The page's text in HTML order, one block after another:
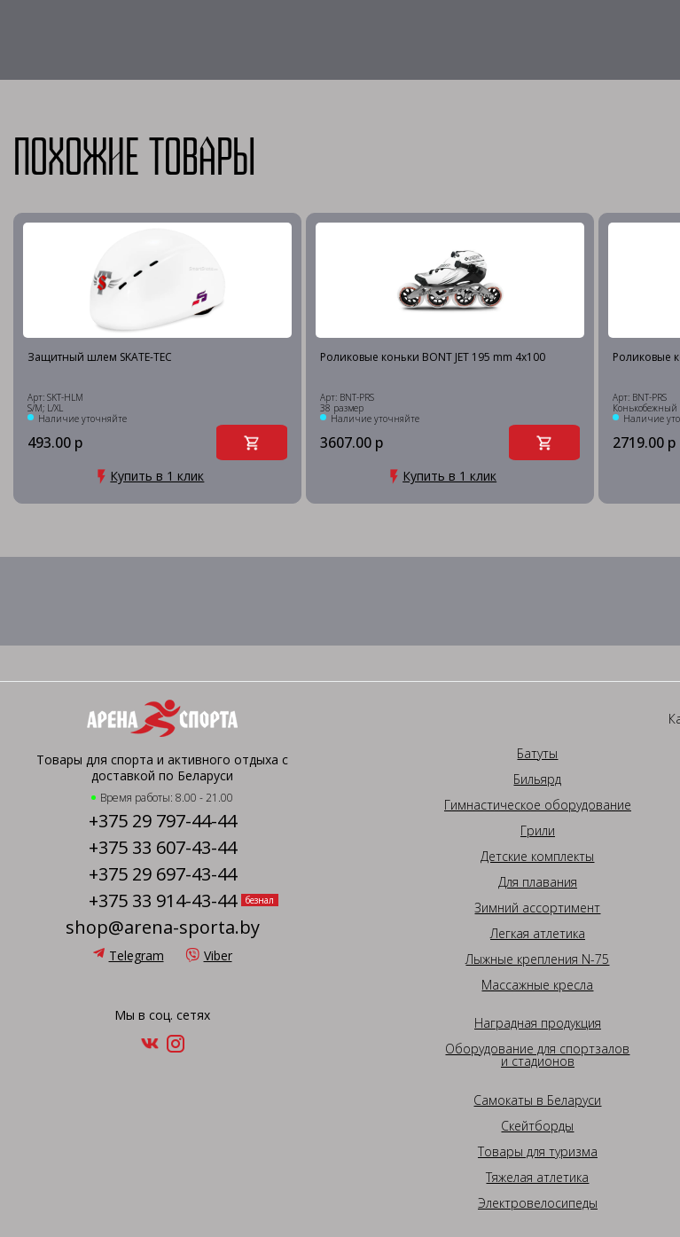
Похожие товары
Защитный шлем SKATE-TEC
Арт: SKT-HLM
S/M; L/XL
Наличие уточняйте
493.00 р
Купить в 1 клик
Роликовые коньки BONT JET 195 mm 4х100
Арт: BNT-PRS
38 размер
Наличие уточняйте
3607.00 р
Купить в 1 клик
Роликовые
Арт: BNT-PRS
Конькобежный
Наличие
2719.00 р
Товары для спорта и активного отдыха с
доставкой по Беларуси
Время работы: 8.00 - 21.00
+375 29 797-44-44
+375 33 607-43-44
+375 29 697-43-44
+375 33 914-43-44
безнал
shop@arena-sporta.by
Telegram Viber
Мы в соц. сетях
Батуты
Бильярд
Гимнастическое оборудование
Грили
Детские комплекты
Для плавания
Зимний ассортимент
Легкая атлетика
Лыжные крепления N-75
Массажные кресла
Наградная продукция
Оборудование для спортзалов
и стадионов
Самокаты в Беларуси
Скейтборды
Товары для туризма
Тяжелая атлетика
Электровелосипеды